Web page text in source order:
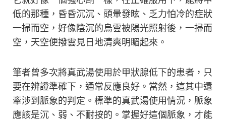
低的那種，昏昏沉沉、頭暈發眩、乏力怕冷的症狀
一掃而空，好像陰沉的烏雲被陽光照射後，一掃而
空，天空便撥雲見日地清爽明睸起來。
筆者曾多次將真武湯使用於甲狀腺低下的患者，只
要在辨證準確下，通常反應良好。當然，這其中還
牽涉到脈象的判定。標準的真武湯使用情況，脈象
應該是沉、弱、不耐按的。掌握好這個脈象，才能